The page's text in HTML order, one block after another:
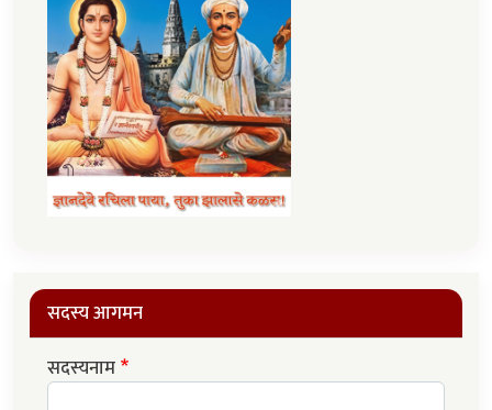
सदस्य आगमन
सदस्यनाम